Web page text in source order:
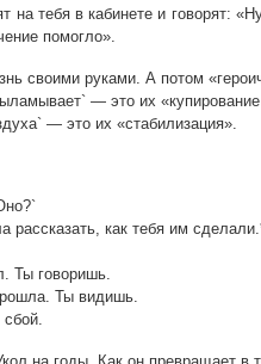
на тебя в кабинете и говорят:
помогло».
своими руками. А потом
— это их «купирование
— это их «стабилизация».
рассказать, как тебя им
Ты говоришь.
Ты видишь.